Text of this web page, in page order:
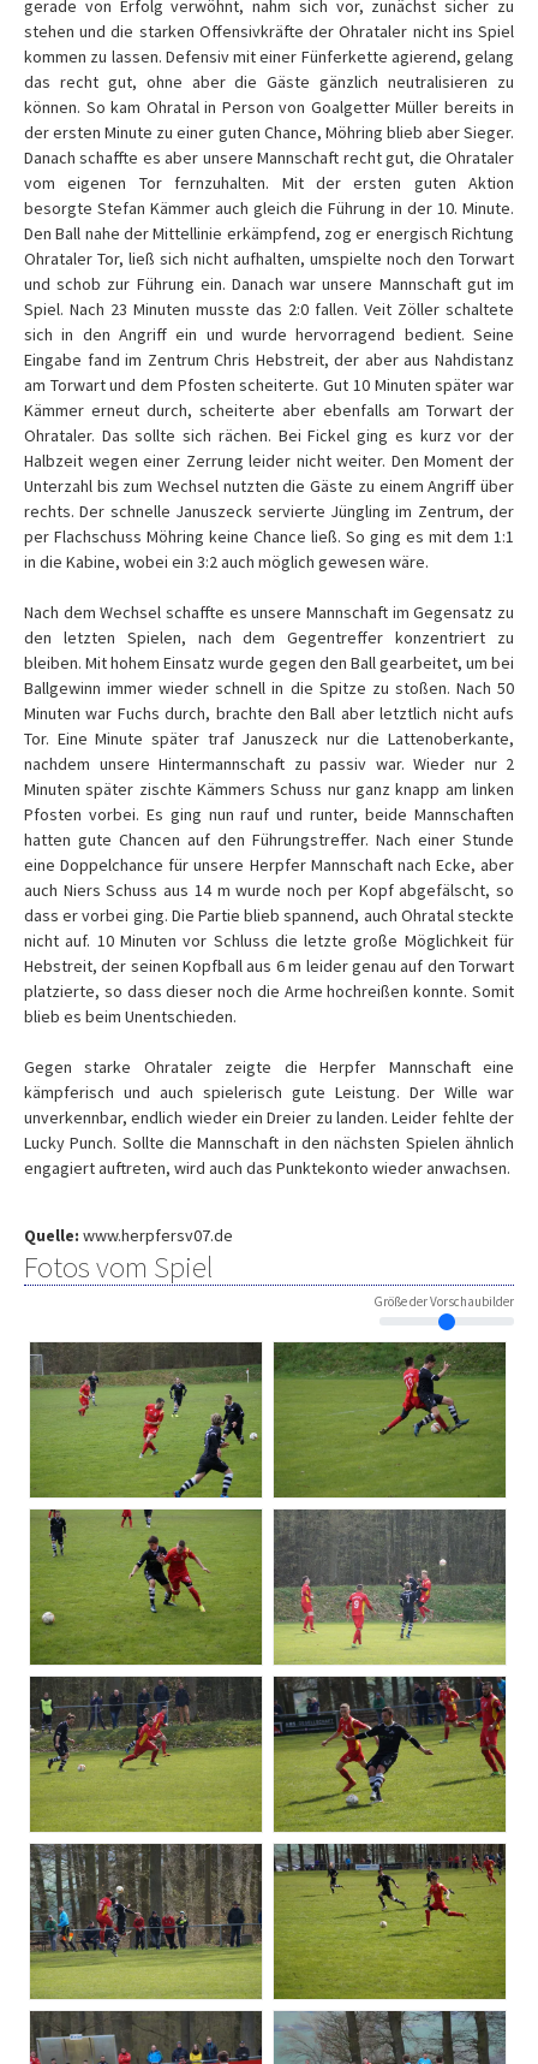
gerade von Erfolg verwöhnt, nahm sich vor, zunächst sicher zu
stehen und die starken Offensivkräfte der Ohrataler nicht ins Spiel
kommen zu lassen. Defensiv mit einer Fünferkette agierend, gelang
das recht gut, ohne aber die Gäste gänzlich neutralisieren zu
können. So kam Ohratal in Person von Goalgetter Müller bereits in
der ersten Minute zu einer guten Chance, Möhring blieb aber Sieger.
Danach schaffte es aber unsere Mannschaft recht gut, die Ohrataler
vom eigenen Tor fernzuhalten. Mit der ersten guten Aktion
besorgte Stefan Kämmer auch gleich die Führung in der 10. Minute.
Den Ball nahe der Mittellinie erkämpfend, zog er energisch Richtung
Ohrataler Tor, ließ sich nicht aufhalten, umspielte noch den Torwart
und schob zur Führung ein. Danach war unsere Mannschaft gut im
Spiel. Nach 23 Minuten musste das 2:0 fallen. Veit Zöller schaltete
sich in den Angriff ein und wurde hervorragend bedient. Seine
Eingabe fand im Zentrum Chris Hebstreit, der aber aus Nahdistanz
am Torwart und dem Pfosten scheiterte. Gut 10 Minuten später war
Kämmer erneut durch, scheiterte aber ebenfalls am Torwart der
Ohrataler. Das sollte sich rächen. Bei Fickel ging es kurz vor der
Halbzeit wegen einer Zerrung leider nicht weiter. Den Moment der
Unterzahl bis zum Wechsel nutzten die Gäste zu einem Angriff über
rechts. Der schnelle Januszeck servierte Jüngling im Zentrum, der
per Flachschuss Möhring keine Chance ließ. So ging es mit dem 1:1
in die Kabine, wobei ein 3:2 auch möglich gewesen wäre.
Nach dem Wechsel schaffte es unsere Mannschaft im Gegensatz zu
den letzten Spielen, nach dem Gegentreffer konzentriert zu
bleiben. Mit hohem Einsatz wurde gegen den Ball gearbeitet, um bei
Ballgewinn immer wieder schnell in die Spitze zu stoßen. Nach 50
Minuten war Fuchs durch, brachte den Ball aber letztlich nicht aufs
Tor. Eine Minute später traf Januszeck nur die Lattenoberkante,
nachdem unsere Hintermannschaft zu passiv war. Wieder nur 2
Minuten später zischte Kämmers Schuss nur ganz knapp am linken
Pfosten vorbei. Es ging nun rauf und runter, beide Mannschaften
hatten gute Chancen auf den Führungstreffer. Nach einer Stunde
eine Doppelchance für unsere Herpfer Mannschaft nach Ecke, aber
auch Niers Schuss aus 14 m wurde noch per Kopf abgefälscht, so
dass er vorbei ging. Die Partie blieb spannend, auch Ohratal steckte
nicht auf. 10 Minuten vor Schluss die letzte große Möglichkeit für
Hebstreit, der seinen Kopfball aus 6 m leider genau auf den Torwart
platzierte, so dass dieser noch die Arme hochreißen konnte. Somit
blieb es beim Unentschieden.
Gegen starke Ohrataler zeigte die Herpfer Mannschaft eine
kämpferisch und auch spielerisch gute Leistung. Der Wille war
unverkennbar, endlich wieder ein Dreier zu landen. Leider fehlte der
Lucky Punch. Sollte die Mannschaft in den nächsten Spielen ähnlich
engagiert auftreten, wird auch das Punktekonto wieder anwachsen.
Quelle: www.herpfersv07.de
Fotos vom Spiel
Größe der Vorschaubilder